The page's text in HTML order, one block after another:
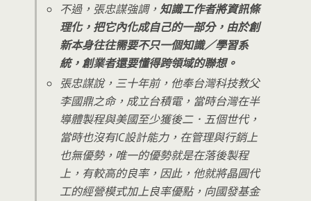
不過，張忠謀強調， 知識工作者將資訊條
理化，把它內化成自己的一部分，由於創
新本身往往需要不只一個知識／學習系
統，創業者還要懂得跨領域的聯想。
張忠謀說，三十年前，他奉台灣科技教父
李國鼎之命，成立台積電，當時台灣在半
導體製程與美國至少獲後二．五個世代，
當時也沒有IC設計能力，在管理與行銷上
也無優勢，唯一的優勢就是在落後製程
上，有較高的良率，因此，他就將晶圓代
工的經營模式加上良率優點，向國發基金